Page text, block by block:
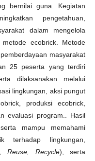
bernilai guna. Kegiatan
pengetahuan,
dalam mengelola
ecobrick. Metode
masyarakat
25 peserta yang terdiri
dilaksanakan melalui
lingkungan, aksi pungut
produksi ecobrick,
evaluasi program.. Hasil
mampu memahami
terhadap lingkungan,
Reuse, Recycle), serta